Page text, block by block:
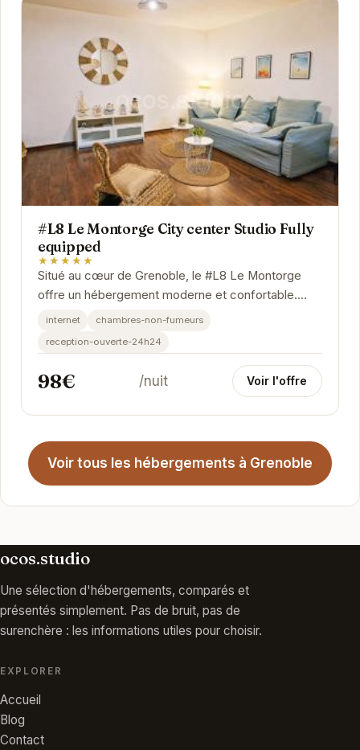
#L8 Le Montorge City center Studio Fully
equipped
★★★★★
Situé au cœur de Grenoble, le #L8 Le Montorge
offre un hébergement moderne et confortable.
Idéal pour les voyageurs d'affaires et les
internet
chambres-non-fumeurs
reception-ouverte-24h24
98€ /nuit Voir l'offre
Voir tous les hébergements à Grenoble
ocos.studio
Une sélection d'hébergements, comparés et
présentés simplement. Pas de bruit, pas de
surenchère : les informations utiles pour choisir.
EXPLORER
Accueil
Blog
Contact